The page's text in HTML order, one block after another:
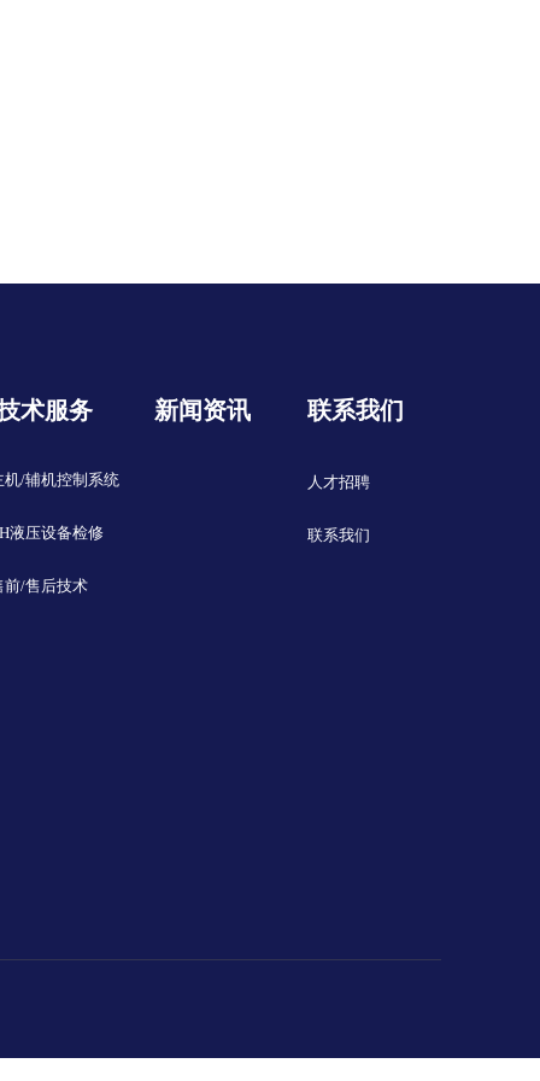
术服务
机/辅机控制系统
液压设备检修
前/售后技术
新闻资讯 联系我们
人才招聘
联系我们